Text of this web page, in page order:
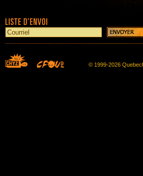
© 1999-2026